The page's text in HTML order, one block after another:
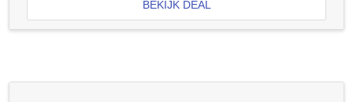
BEKIJK DEAL